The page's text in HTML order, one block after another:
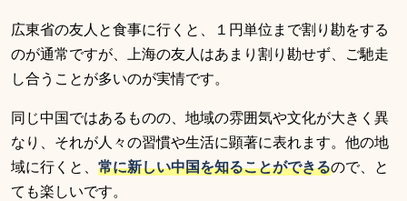
広東省の友人と食事に行くと、１円単位まで割り勘をする
のが通常ですが、上海の友人はあまり割り勘せず、ご馳走
し合うことが多いのが実情です。
同じ中国ではあるものの、地域の雰囲気や文化が大きく異
なり、それが人々の習慣や生活に顕著に表れます。他の地
域に行くと、 常に新しい中国を知ることができるので、と
ても楽しいです。